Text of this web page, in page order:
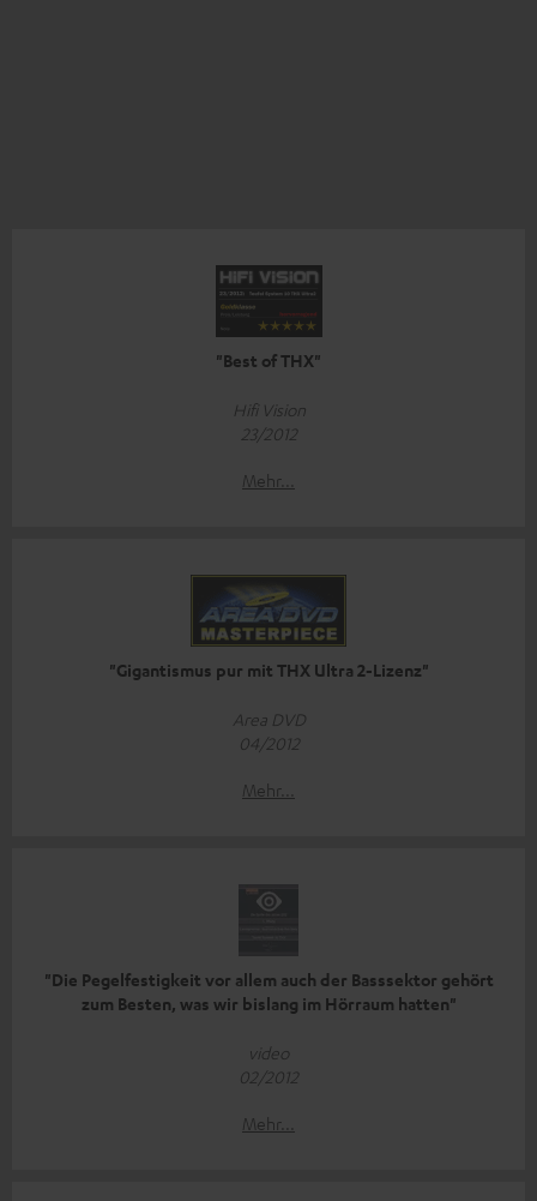
"Best of THX"
Hifi Vision
23/2012
Mehr...
"Gigantismus pur mit THX Ultra 2-Lizenz"
Area DVD
04/2012
Mehr...
"Die Pegelfestigkeit vor allem auch der Basssektor gehört
zum Besten, was wir bislang im Hörraum hatten"
video
02/2012
Mehr...